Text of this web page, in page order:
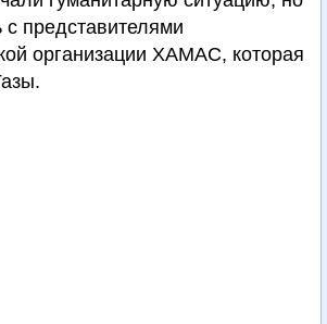
с представителями
организации ХАМАС, которая